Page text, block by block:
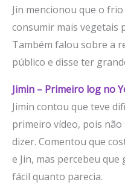
Jin mencionou que o
consumir mais vegetais
Também falou sobre a
público e disse ter
Jimin – Primeiro log no
Jimin contou que teve
primeiro vídeo, pois
dizer. Comentou que
e Jin, mas percebeu
fácil quanto parecia.